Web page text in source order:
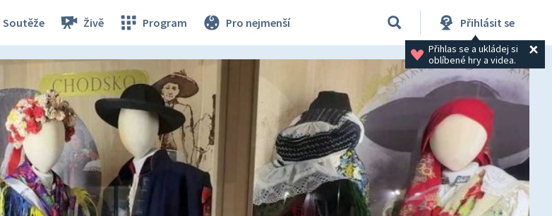
Soutěže Živě Program Pro nejmenší Přihlásit se
Přihlas se a ukládej si
oblíbené hry a videa.